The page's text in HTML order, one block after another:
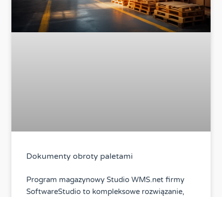
Dokumenty obroty paletami
Program magazynowy Studio WMS.net firmy
SoftwareStudio to kompleksowe rozwiązanie,